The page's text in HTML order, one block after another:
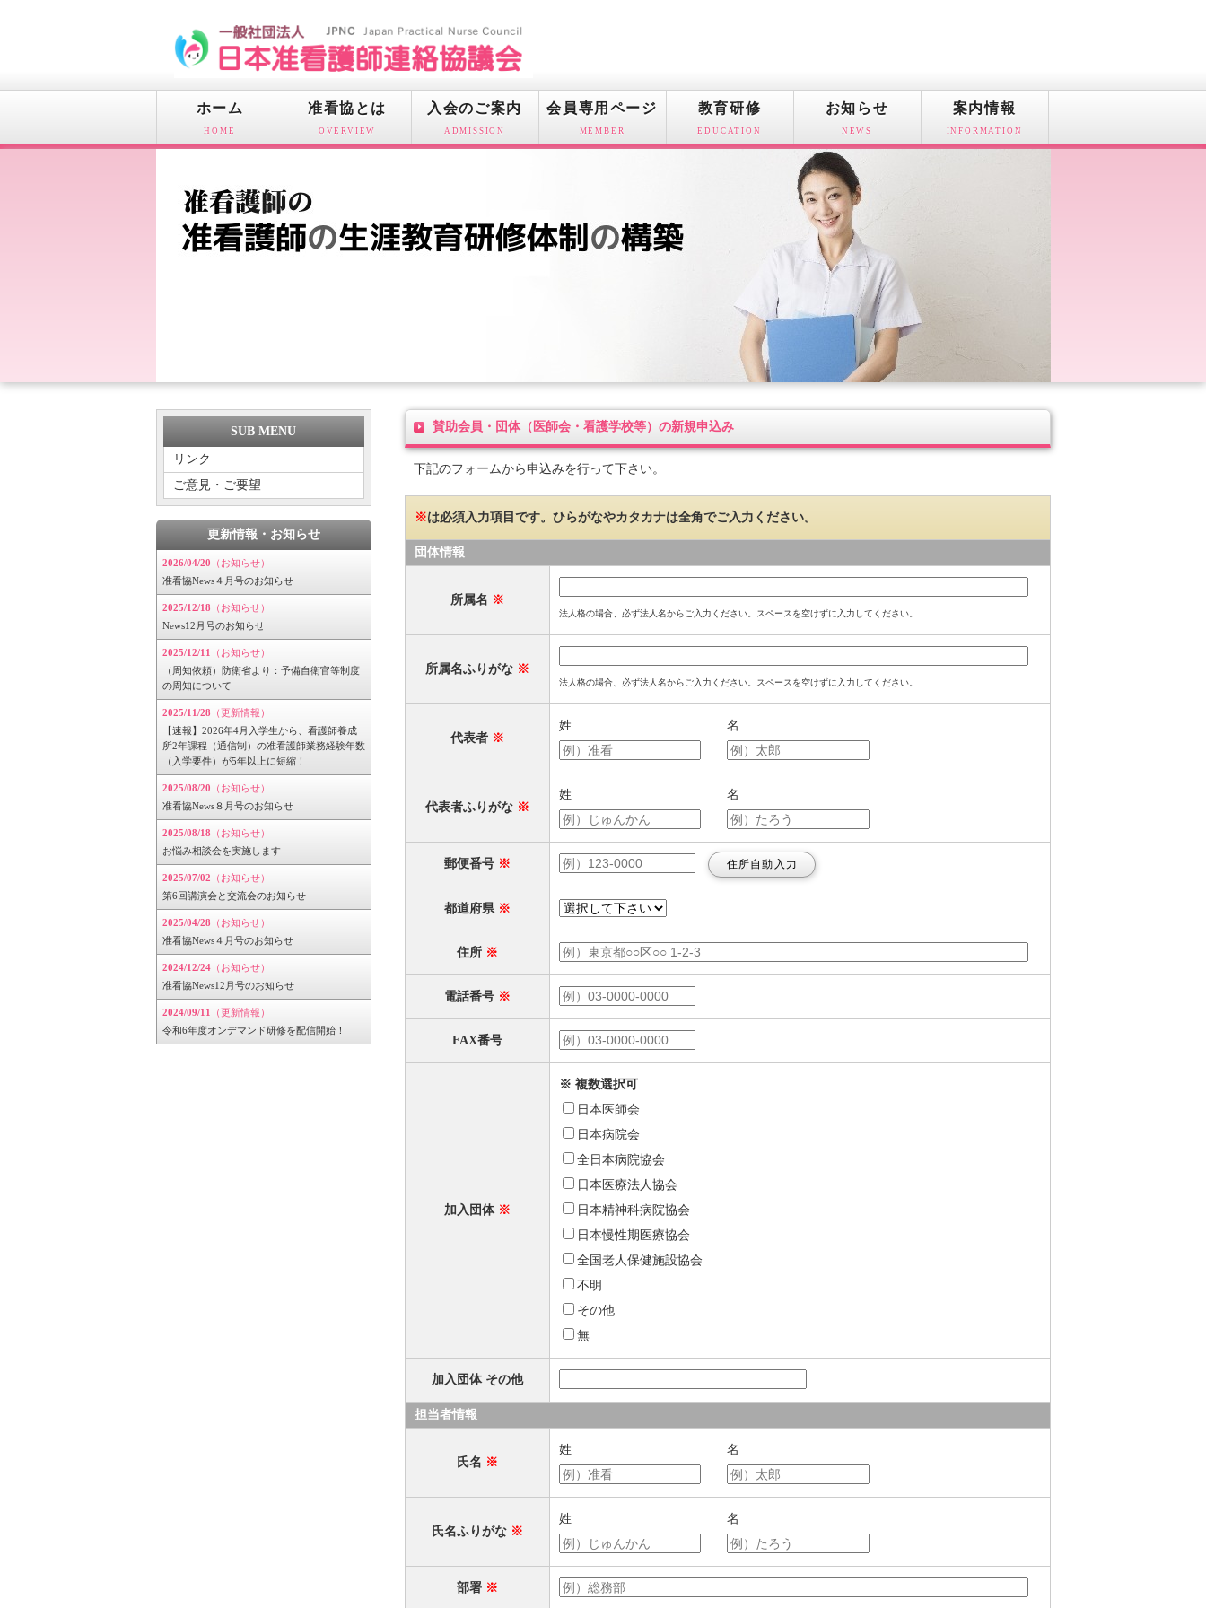
ホーム
HOME
准看協とは
OVERVIEW
入会のご案内
ADMISSION
会員専用ページ
MEMBER
教育研修
EDUCATION
お知らせ
NEWS
案内情報
INFORMATION
賛助会員・団体（医師会・看護学校等）の新規申込み
下記のフォームから申込みを行って下さい。
※は必須入力項目です。ひらがなやカタカナは全角でご入力ください。
団体情報
所属名 ※
法人格の場合、必ず法人名からご入力ください。スペースを空けずに入力してください。
所属名ふりがな ※
法人格の場合、必ず法人名からご入力ください。スペースを空けずに入力してください。
代表者 ※
姓 名
代表者ふりがな ※
姓 名
郵便番号 ※
都道府県 ※
住所 ※
電話番号 ※
FAX番号
加入団体 ※
※ 複数選択可
日本医師会
日本病院会
全日本病院協会
日本医療法人協会
日本精神科病院協会
日本慢性期医療協会
全国老人保健施設協会
不明
その他
無
加入団体 その他
担当者情報
氏名 ※
姓 名
氏名ふりがな ※
姓 名
部署 ※
SUB MENU
リンク
ご意見・ご要望
更新情報・お知らせ
2026/04/20 （お知らせ）
准看協News４月号のお知らせ
2025/12/18 （お知らせ）
News12月号のお知らせ
2025/12/11
（お知らせ）
（周知依頼）防衛省より：予備自衛官等制度
の周知について
2025/11/28 （更新情報）
【速報】2026年4月入学生から、看護師養成
所2年課程（通信制）の准看護師業務経験年数
（入学要件）が5年以上に短縮！
2025/08/20 （お知らせ）
准看協News８月号のお知らせ
2025/08/18 （お知らせ）
お悩み相談会を実施します
2025/07/02 （お知らせ）
第6回講演会と交流会のお知らせ
2025/04/28 （お知らせ）
准看協News４月号のお知らせ
2024/12/24（お知らせ）
准看協News12月号のお知らせ
2024/09/11
（更新情報）
令和6年度オンデマンド研修を配信開始！